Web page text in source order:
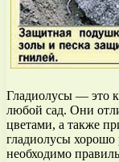
Гладиолусы — это
любой сад. Они
цветами, а также
гладиолусы хорошо
необходимо